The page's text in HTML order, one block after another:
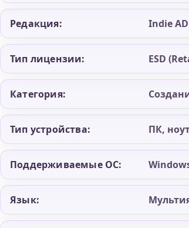
Редакция: Indie
Тип лицензии: ESD
Категория:
Тип устройства: ПК,
Поддерживаемые ОС:
Язык: